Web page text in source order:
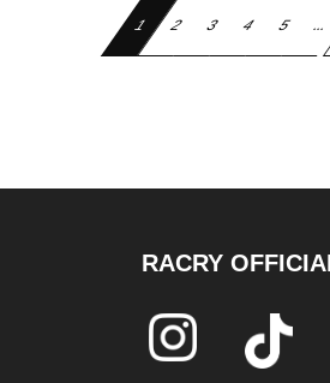
1 2 3 4 5 ...
Next
RACRY